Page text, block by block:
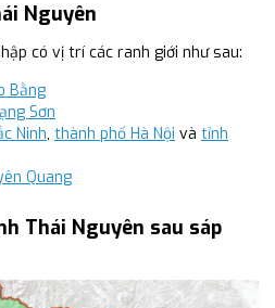
Nguyên
có vị trí các ranh giới như sau:
Bằng
Sơn
Ninh, thành phố Hà Nội và tỉnh
Quang
Thái Nguyên sau sáp